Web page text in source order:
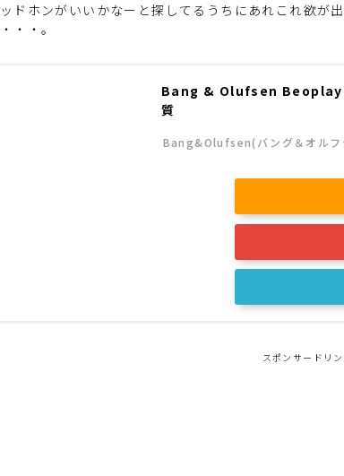
ドホンがいいかなーと探してるうちにあれこれ欲が
・・。
Bang & Olufsen Beoplay
質
Bang&Olufsen(バング＆オルフ
スポンサードリ